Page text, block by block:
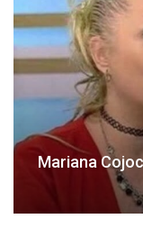
Mariana